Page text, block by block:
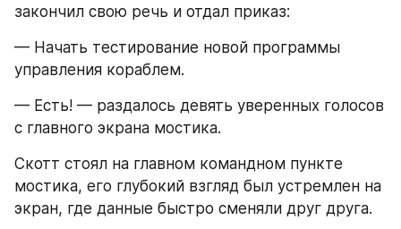
закончил свою речь и отдал приказ:
— Начать тестирование новой программы
управления кораблем.
— Есть! — раздалось девять уверенных голосов
с главного экрана мостика.
Скотт стоял на главном командном пункте
мостика, его глубокий взгляд был устремлен на
экран, где данные быстро сменяли друг друга.